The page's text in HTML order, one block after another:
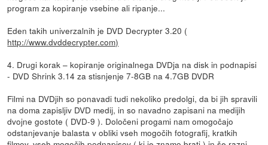
program za kopiranje vsebine ali ripanje...
Eden takih univerzalnih je DVD Decrypter 3.20 (
http://www.dvddecrypter.com)
4. Drugi korak – kopiranje originalnega DVDja na disk in podnapisi
- DVD Shrink 3.14 za stisnjenje 7-8GB na 4.7GB DVDR
Filmi na DVDjih so ponavadi tudi nekoliko predolgi, da bi jih spravili
na doma zapisljiv DVD medij, in so navadno zapisani na medijih
dvojne gostote ( DVD-9 ). Določeni progami nam omogočajo
odstanjevanje balasta v obliki vseh mogočih fotografij, kratkih